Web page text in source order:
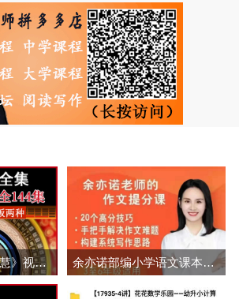
曾仕强《易经的智慧》视频和音频全集百度网盘下载 余亦诺部编小学语文课本作文视频讲解网课(3-6年级 含电子讲义)百度网盘分享